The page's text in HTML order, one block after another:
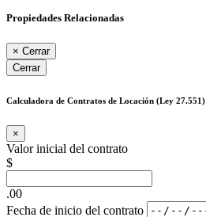
Propiedades Relacionadas
× Cerrar
Cerrar
Calculadora de Contratos de Locación (Ley 27.551)
×
Valor inicial del contrato
$
.00
Fecha de inicio del contrato